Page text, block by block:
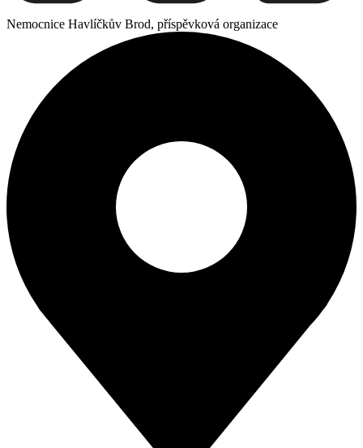
Nemocnice Havlíčkův Brod, příspěvková organizace